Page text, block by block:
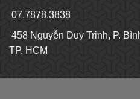
07.7878.3838
458 Nguyễn Duy Trinh, P.
TP. HCM